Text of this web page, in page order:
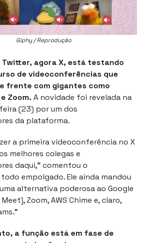
Giphy / Reprodução
Twitter, agora X, está testando
de videoconferências que
frente com gigantes como
Zoom. A novidade foi revelada na
(23) por um dos
da plataforma.
a primeira videoconferência no X
melhores colegas e
daqui," comentou o
empolgado. Ele ainda mandou
alternativa poderosa ao Google
Zoom, AWS Chime e, claro,
a função está em fase de